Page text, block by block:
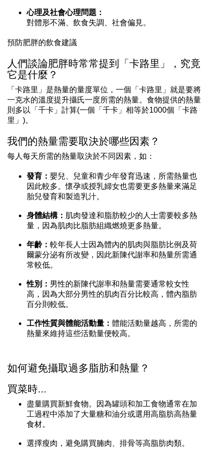
心理及社會心理問題：
對體形不滿、飲食失調、社會偏見。
預防肥胖的飲食建議
人們談論肥胖時常常提到「卡路里」，究竟
它是什麼？
「卡路里」是熱量的量度單位，一個「卡路里」就是要將
一克水的溫度提升攝氏一度所需的熱量。食物提供的熱量
則多以「千卡」計算(一個「千卡」相等於1000個「卡路
里」)。
我們的熱量需要取決於哪些因素？
每人每天所需的熱量取決於不同因素，如：
發育： 嬰兒、兒童和青少年發育迅速，所需熱量也
因此較多。懷孕或授乳婦女也需要更多熱量來滿足
胎兒發育和製造乳汁。
身體結構： 肌肉發達和脂肪較少的人士需要較多熱
量，因為肌肉比脂肪組織燃燒更多熱量。
年齡： 較年長人士因為體內的肌肉與脂肪比例及荷
爾蒙分泌有所改變，因此新陳代謝率和熱量所需通
常較低。
性別： 男性的新陳代謝率和熱量需要通常較女性
高，因為大部分男性的肌肉百分比較高，體內脂肪
百分則較低。
工作性質與體能活動量： 體能活動量越高，所需的
熱量來維持這些活動量便較高。
如何避免攝取過多脂肪和熱量？
買菜時...
盡量購買新鮮食物。因為罐頭和加工食物通常在加
工過程中添加了大量糖和油分或選用高脂肪高熱量
食材。
選擇瘦肉，避免購買腩肉、排骨等高脂肪肉類。